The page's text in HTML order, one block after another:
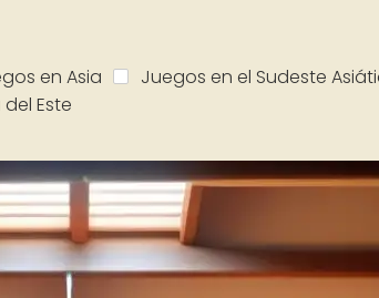
en Asia
Juegos en el Sudeste
Este